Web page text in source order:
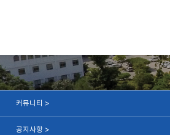
커뮤니티 >
공지사항 >